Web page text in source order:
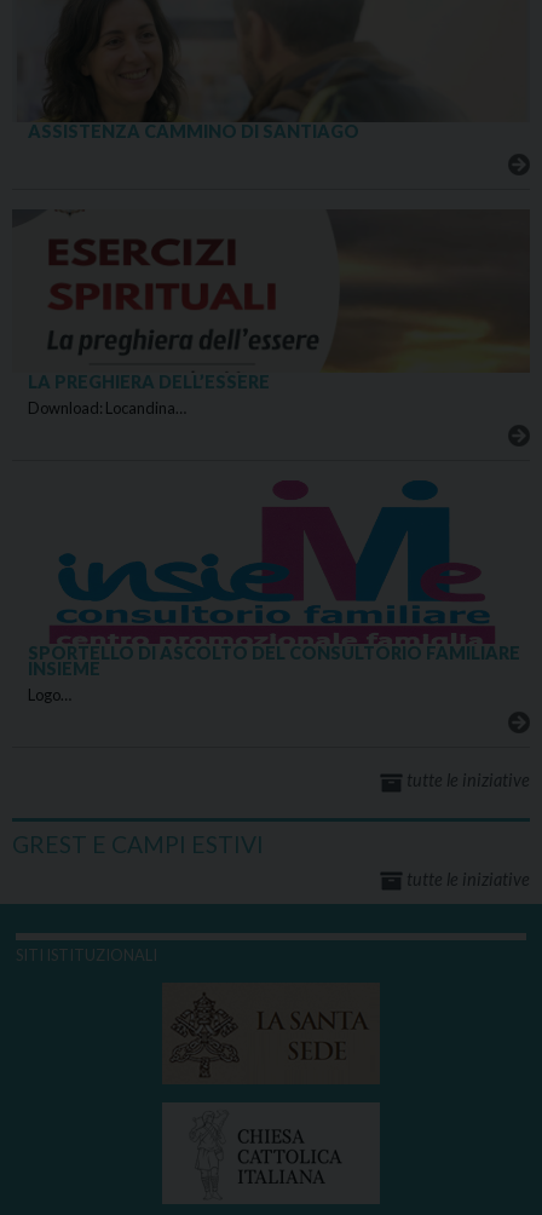
ASSISTENZA CAMMINO DI SANTIAGO
LA PREGHIERA DELL’ESSERE
Download: Locandina…
SPORTELLO DI ASCOLTO DEL CONSULTORIO FAMILIARE
INSIEME
Logo…
tutte le iniziative
GREST E CAMPI ESTIVI
tutte le iniziative
SITI ISTITUZIONALI